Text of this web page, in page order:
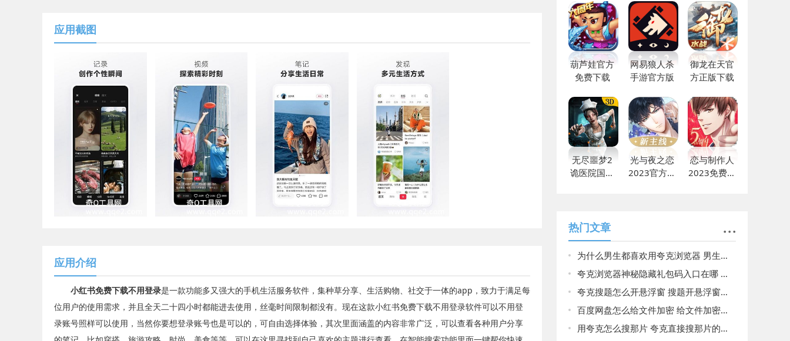
应用截图
应用介绍
小红书免费下载不用登录是一款功能多又强大的手机生活服务软件，集种草分享、生活购物、社交于一体的app，致力于满足每
位用户的使用需求，并且全天二十四小时都能进去使用，丝毫时间限制都没有。现在这款小红书免费下载不用登录软件可以不用登
录账号照样可以使用，当然你要想登录账号也是可以的，可自由选择体验，其次里面涵盖的内容非常广泛，可以查看各种用户分享
葫芦娃官方
免费下载
网易狼人杀
手游官方版
御龙在天官
方正版下载
无尽噩梦2
诡医院国际
光与夜之恋
2023官方最
恋与制作人
2023免费下
热门文章
为什么男生都喜欢用夸克浏览器 男生都喜欢用夸克浏览器原因揭晓
夸克浏览器神秘隐藏礼包码入口在哪 夸克浏览器神秘隐藏礼包码入口介绍
夸克搜题怎么开悬浮窗 搜题开悬浮窗方法介绍
百度网盘怎么给文件加密 给文件加密方法介绍
用夸克怎么搜那片 夸克直接搜那片的方法